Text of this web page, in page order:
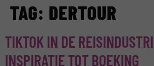
TAG: DERTOUR
TIKTOK IN DE
INSPIRATIE TOT BOEKING